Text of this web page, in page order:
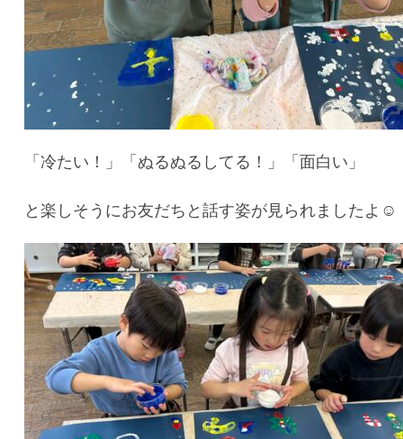
「冷たい！」「ぬるぬるしてる！」「面白い」
と楽しそうにお友だちと話す姿が見られましたよ☺